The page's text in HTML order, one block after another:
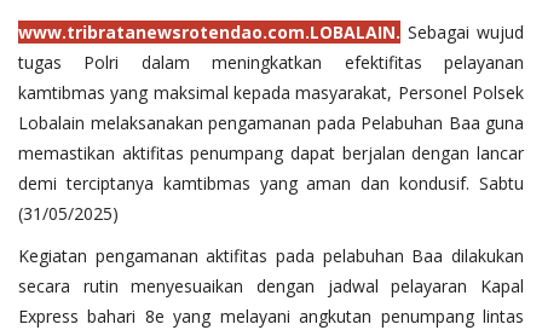
www.tribratanewsrotendao.com.LOBALAIN. Sebagai wujud
tugas Polri dalam meningkatkan efektifitas pelayanan
kamtibmas yang maksimal kepada masyarakat, Personel Polsek
Lobalain melaksanakan pengamanan pada Pelabuhan Baa guna
memastikan aktifitas penumpang dapat berjalan dengan lancar
demi terciptanya kamtibmas yang aman dan kondusif. Sabtu
(31/05/2025)
Kegiatan pengamanan aktifitas pada pelabuhan Baa dilakukan
secara rutin menyesuaikan dengan jadwal pelayaran Kapal
Express bahari 8e yang melayani angkutan penumpang lintas